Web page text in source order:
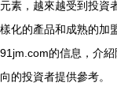
元素，越來越受到投資
樣化的產品和成熟的加
91jm.com的信息，介
向的投資者提供參考。